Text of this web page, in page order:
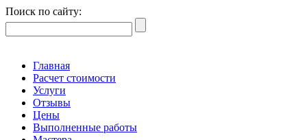
Поиск по сайту:
Главная
Расчет стоимости
Услуги
Отзывы
Цены
Выполненные работы